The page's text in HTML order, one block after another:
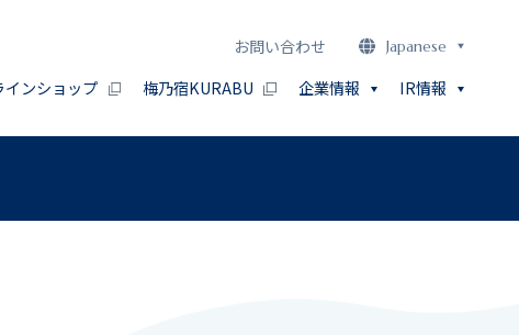
お問い合わせ Japanese
インショップ 梅乃宿KURABU 企業情報 IR情報